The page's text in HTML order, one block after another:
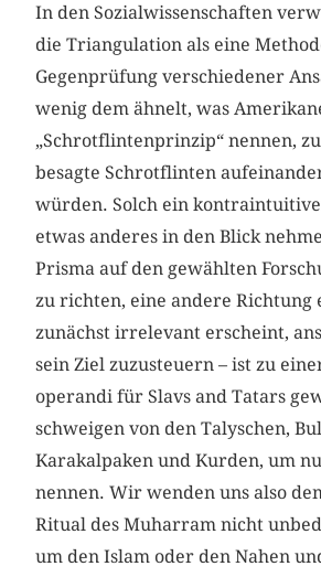
In den Sozialwissenschaften
die Triangulation als eine
Gegenprüfung verschiedener
wenig dem ähnelt, was
„Schrotflintenprinzip“ nennen,
besagte Schrotflinten
würden. Solch ein
etwas anderes in den Blick
Prisma auf den gewählten
zu richten, eine andere Richtung
zunächst irrelevant erscheint,
sein Ziel zuzusteuern – ist zu
operandi für Slavs and Tatars
schweigen von den Talyschen,
Karakalpaken und Kurden, um
nennen. Wir wenden uns also
Ritual des Muharram nicht
um den Islam oder den Nahen